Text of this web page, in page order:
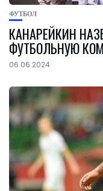
ФУТБОЛ
КАНАРЕЙКИН
ФУТБОЛЬНУЮ
06.06.2024